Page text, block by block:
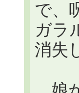
で、
ガラ
消失